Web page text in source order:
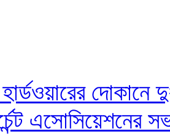
দোকানে